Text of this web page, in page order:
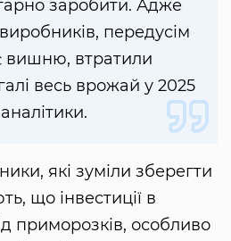
заробити. Адже
передусім
вишню, втратили
весь врожай у 2025
які зуміли зберегти
що інвестиції в
приморозків, особливо